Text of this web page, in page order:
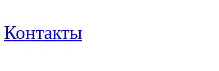
Контакты